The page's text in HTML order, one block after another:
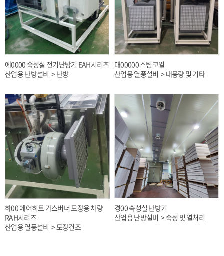
에0000 숙성실 전기난방기 EAH시리즈
산업용 난방설비 > 난방
대00000 스팀코일
산업용 열풍설비 > 대용량 및 기타
하00 에어히트 가스버너 도장용 차량
RAH시리즈
산업용 열풍설비 > 도장건조
경00 숙성실 난방기
산업용 난방설비 > 숙성 및 열처리